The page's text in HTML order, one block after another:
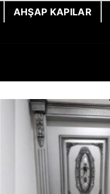
AHŞAP KAPILAR